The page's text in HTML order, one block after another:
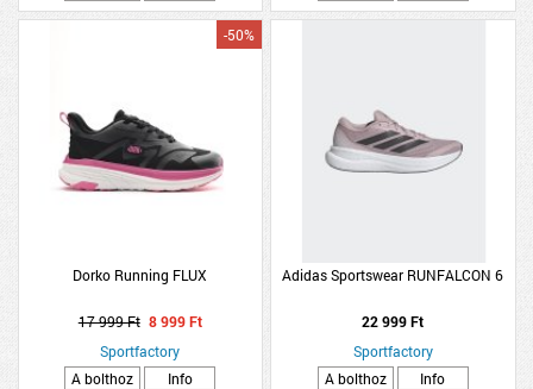
Dorko Running FLUX
-50%
17 999 Ft 8 999 Ft
Sportfactory
A bolthoz
Info
Adidas Sportswear RUNFALCON 6
22 999 Ft
Sportfactory
A bolthoz
Info